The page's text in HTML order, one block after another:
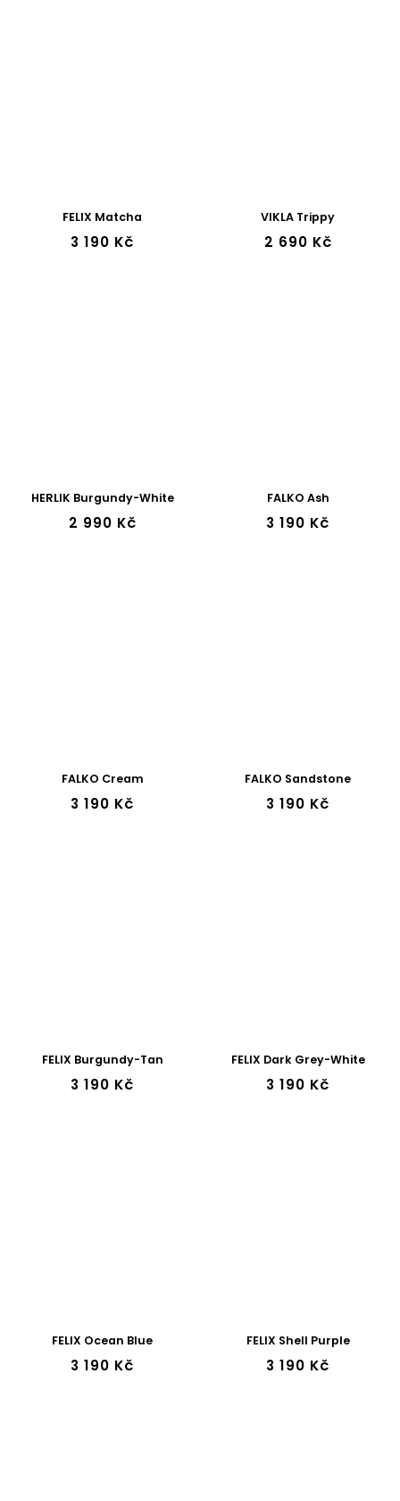
FELIX Matcha
3 190 Kč
VIKLA Trippy
2 690 Kč
HERLIK Burgundy-White
2 990 Kč
FALKO Ash
3 190 Kč
FALKO Cream
3 190 Kč
FALKO Sandstone
3 190 Kč
FELIX Burgundy-Tan
3 190 Kč
FELIX Dark Grey-White
3 190 Kč
FELIX Ocean Blue
3 190 Kč
FELIX Shell Purple
3 190 Kč